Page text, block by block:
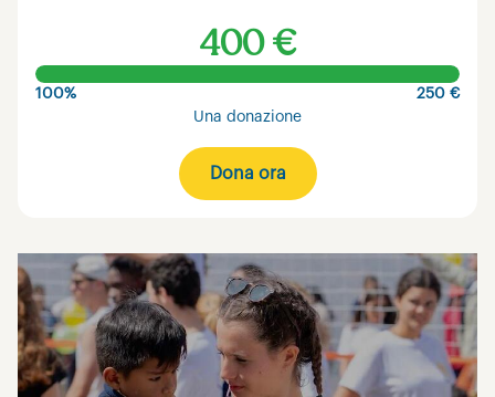
400 €
100%
250 €
Una donazione
Dona ora